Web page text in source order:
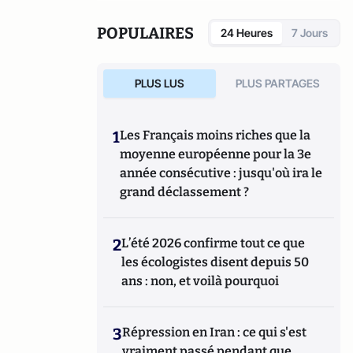
des Syrtes) etLe complexe occidental, petit
traité de déculpabilisation
(éditions du
rejet de la Russie à l'islamisation de nos
sociétés ouvertes
(Editions du Toucan),La
l'Artilleur) ou bien encore
Le Projet: La
stratégie de conquête et d'infiltration des
frères musulmans en France et dans le
monde(Editions de L'Artilleur).
POPULAIRES 24 Heures 7 Jours
PLUS LUS PLUS PARTAGES
1Les Français moins riches que la
moyenne européenne pour la 3e
année consécutive : jusqu'où ira le
grand déclassement ?
2L’été 2026 confirme tout ce que
les écologistes disent depuis 50
ans : non, et voilà pourquoi
3Répression en Iran : ce qui s'est